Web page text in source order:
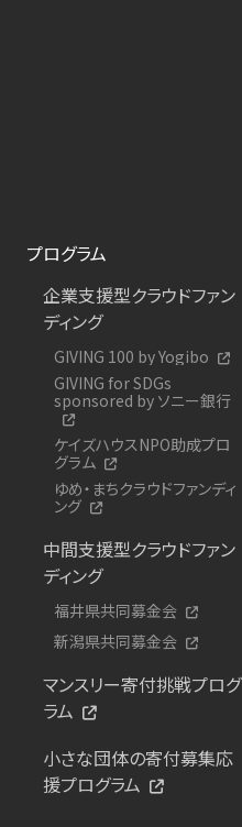
プログラム
企業支援型クラウドファン
ディング
GIVING 100 by Yogibo
GIVING for SDGs
sponsored by ソニー銀行
ケイズハウスNPO助成プロ
グラム
ゆめ・まちクラウドファンディ
ング
中間支援型クラウドファン
ディング
福井県共同募金会
新潟県共同募金会
マンスリー寄付挑戦プログ
ラム
小さな団体の寄付募集応
援プログラム